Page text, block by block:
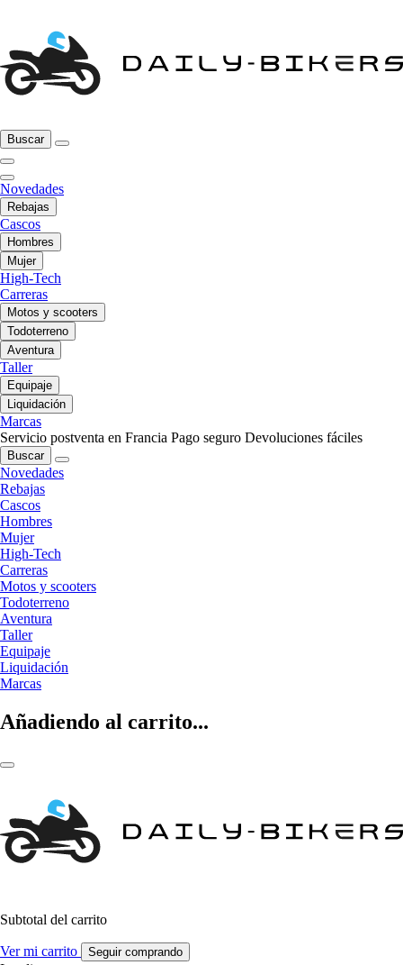
Buscar
Novedades
Rebajas
Cascos
Hombres
Mujer
High-Tech
Carreras
Motos y scooters
Todoterreno
Aventura
Taller
Equipaje
Liquidación
Marcas
Servicio postventa en Francia Pago seguro Devoluciones fáciles
Buscar
Novedades
Rebajas
Cascos
Hombres
Mujer
High-Tech
Carreras
Motos y scooters
Todoterreno
Aventura
Taller
Equipaje
Liquidación
Marcas
Añadiendo al carrito...
Subtotal del carrito
Ver mi carrito Seguir comprando